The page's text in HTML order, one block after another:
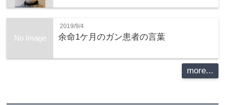
No Image
2019/9/4
余命1ケ月のガン患者の言葉
more...